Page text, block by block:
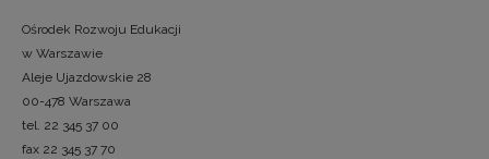
Ośrodek Rozwoju Edukacji
w Warszawie
Aleje Ujazdowskie 28
00-478 Warszawa
tel. 22 345 37 00
fax 22 345 37 70